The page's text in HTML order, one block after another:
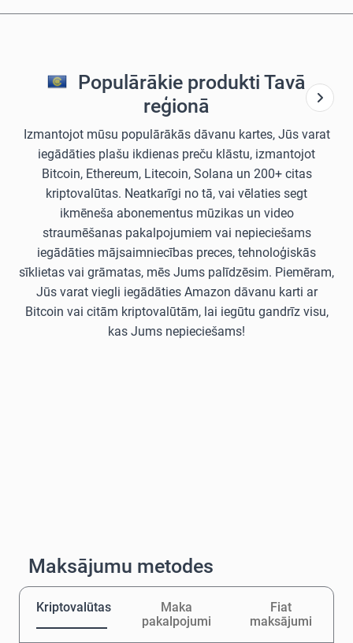
Populārākie produkti Tavā
reģionā
Izmantojot mūsu populārākās dāvanu kartes, Jūs varat
iegādāties plašu ikdienas preču klāstu, izmantojot
Bitcoin, Ethereum, Litecoin, Solana un 200+ citas
kriptovalūtas. Neatkarīgi no tā, vai vēlaties segt
ikmēneša abonementus mūzikas un video
straumēšanas pakalpojumiem vai nepieciešams
iegādāties mājsaimniecības preces, tehnoloģiskās
sīklietas vai grāmatas, mēs Jums palīdzēsim. Piemēram,
Jūs varat viegli iegādāties Amazon dāvanu karti ar
Bitcoin vai citām kriptovalūtām, lai iegūtu gandrīz visu,
kas Jums nepieciešams!
Maksājumu metodes
Kriptovalūtas
Maka
pakalpojumi
Fiat
maksājumi